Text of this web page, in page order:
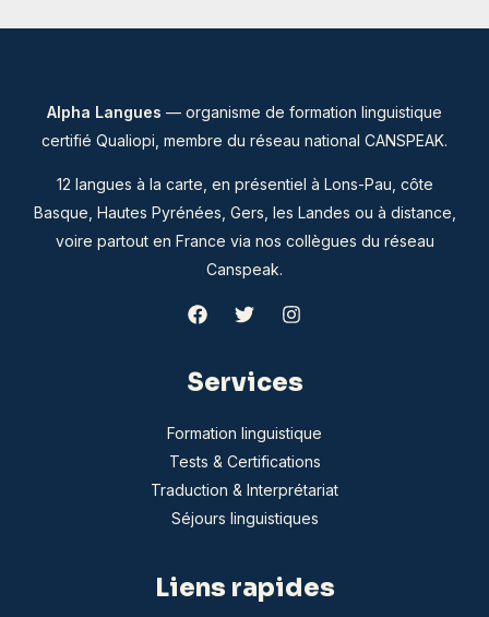
Alpha Langues — organisme de formation linguistique
certifié Qualiopi, membre du réseau national CANSPEAK.
12 langues à la carte, en présentiel à Lons-Pau, côte
Basque, Hautes Pyrénées, Gers, les Landes ou à distance,
voire partout en France via nos collègues du réseau
Canspeak.
Services
Formation linguistique
Tests & Certifications
Traduction & Interprétariat
Séjours linguistiques
Liens rapides